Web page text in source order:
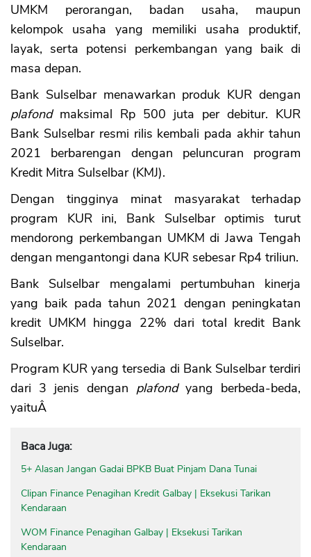
UMKM perorangan, badan usaha, maupun
kelompok usaha yang memiliki usaha produktif,
layak, serta potensi perkembangan yang baik di
masa depan.
Bank Sulselbar menawarkan produk KUR dengan
plafond maksimal Rp 500 juta per debitur. KUR
Bank Sulselbar resmi rilis kembali pada akhir tahun
2021 berbarengan dengan peluncuran program
Kredit Mitra Sulselbar (KMJ).
Dengan tingginya minat masyarakat terhadap
program KUR ini, Bank Sulselbar optimis turut
mendorong perkembangan UMKM di Jawa Tengah
dengan mengantongi dana KUR sebesar Rp4 triliun.
Bank Sulselbar mengalami pertumbuhan kinerja
yang baik pada tahun 2021 dengan peningkatan
kredit UMKM hingga 22% dari total kredit Bank
Sulselbar.
Program KUR yang tersedia di Bank Sulselbar terdiri
dari 3 jenis dengan plafondyang berbeda-beda,
yaituÂ
Baca Juga:
5+ Alasan Jangan Gadai BPKB Buat Pinjam Dana Tunai
Clipan Finance Penagihan Kredit Galbay | Eksekusi Tarikan
Kendaraan
WOM Finance Penagihan Galbay | Eksekusi Tarikan
Kendaraan